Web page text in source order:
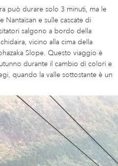
può durare solo 3 minuti, ma le
Nantaisan e sulle cascate di
salgono a bordo della
vicino alla cima della
Slope. Questo viaggio è
durante il cambio di colori e
quando la valle sottostante è un